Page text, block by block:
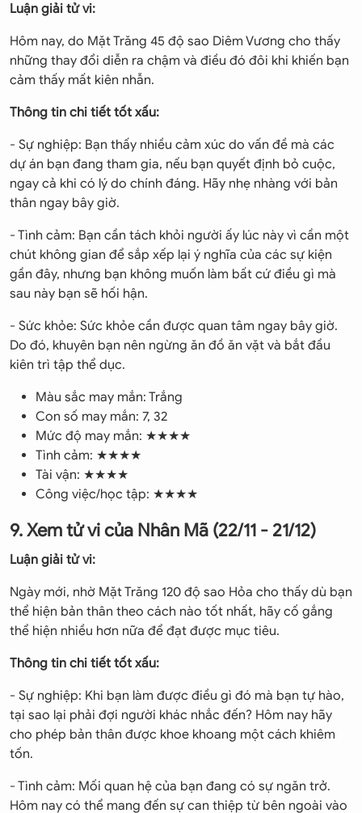
Luận giải tử vi:
Hôm nay, do Mặt Trăng 45 độ sao Diêm Vương cho thấy
những thay đổi diễn ra chậm và điều đó đôi khi khiến bạn
cảm thấy mất kiên nhẫn.
Thông tin chi tiết tốt xấu:
- Sự nghiệp: Bạn thấy nhiều cảm xúc do vấn đề mà các
dự án bạn đang tham gia, nếu bạn quyết định bỏ cuộc,
ngay cả khi có lý do chính đáng. Hãy nhẹ nhàng với bản
thân ngay bây giờ.
- Tình cảm: Bạn cần tách khỏi người ấy lúc này vì cần một
chút không gian để sắp xếp lại ý nghĩa của các sự kiện
gần đây, nhưng bạn không muốn làm bất cứ điều gì mà
sau này bạn sẽ hối hận.
- Sức khỏe: Sức khỏe cần được quan tâm ngay bây giờ.
Do đó, khuyên bạn nên ngừng ăn đồ ăn vặt và bắt đầu
kiên trì tập thể dục.
Màu sắc may mắn: Trắng
Con số may mắn: 7, 32
Mức độ may mắn: ★★★★
Tình cảm: ★★★★
Tài vận: ★★★★
Công việc/học tập: ★★★★
9. Xem tử vi của Nhân Mã (22/11 - 21/12)
Luận giải tử vi:
Ngày mới, nhờ Mặt Trăng 120 độ sao Hỏa cho thấy dù bạn
thể hiện bản thân theo cách nào tốt nhất, hãy cố gắng
thể hiện nhiều hơn nữa để đạt được mục tiêu.
Thông tin chi tiết tốt xấu:
- Sự nghiệp: Khi bạn làm được điều gì đó mà bạn tự hào,
tại sao lại phải đợi người khác nhắc đến? Hôm nay hãy
cho phép bản thân được khoe khoang một cách khiêm
tốn.
- Tình cảm: Mối quan hệ của bạn đang có sự ngăn trở.
Hôm nay có thể mang đến sự can thiệp từ bên ngoài vào